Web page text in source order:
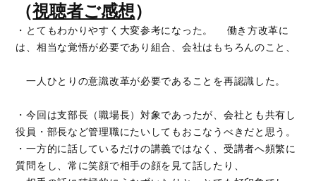
（視聴者ご感想）
・とてもわかりやすく大変参考になった。 働き方改革に
は、相当な覚悟が必要であり組合、会社はもちろんのこと、
一人ひとりの意識改革が必要であることを再認識した。
・今回は支部長（職場長）対象であったが、会社とも共有し
役員・部長など管理職にたいしてもおこなうべきだと思う。
・一方的に話しているだけの講義ではなく、受講者へ頻繁に
質問をし、常に笑顔で相手の顔を見て話したり、